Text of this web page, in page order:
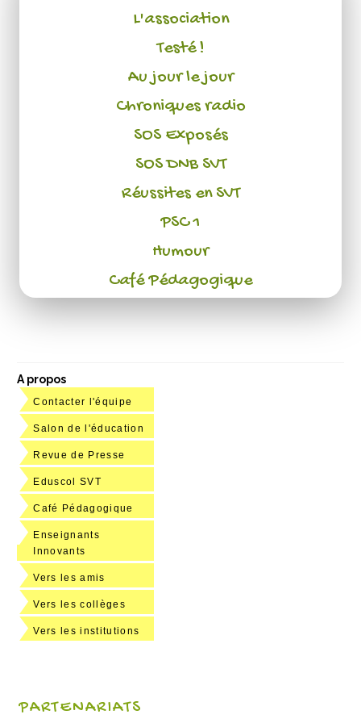
L'association
Testé !
Au jour le jour
Chroniques radio
SOS Exposés
SOS DNB SVT
Réussites en SVT
PSC 1
Humour
Café Pédagogique
A propos
Contacter l'équipe
Salon de l'éducation
Revue de Presse
Eduscol SVT
Café Pédagogique
Enseignants
Innovants
Vers les amis
Vers les collèges
Vers les institutions
PARTENARIATS